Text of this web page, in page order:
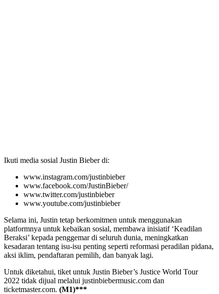
Ikuti media sosial Justin Bieber di:
www.instagram.com/justinbieber
www.facebook.com/JustinBieber/
www.twitter.com/justinbieber
www.youtube.com/justinbieber
Selama ini, Justin tetap berkomitmen untuk menggunakan
platformnya untuk kebaikan sosial, membawa inisiatif ‘Keadilan
Beraksi’ kepada penggemar di seluruh dunia, meningkatkan
kesadaran tentang isu-isu penting seperti reformasi peradilan pidana,
aksi iklim, pendaftaran pemilih, dan banyak lagi.
Untuk diketahui, tiket untuk Justin Bieber’s Justice World Tour
2022 tidak dijual melalui justinbiebermusic.com dan
ticketmaster.com. (M1)***